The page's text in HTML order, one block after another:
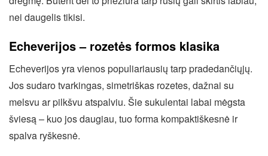
nei daugelis tikisi.
Echeverijos – rozetės formos klasika
Echeverijos yra vienos populiariausių tarp pradedančiųjų.
Jos sudaro tvarkingas, simetriškas rozetes, dažnai su
melsvu ar pilkšvu atspalviu. Šie sukulentai labai mėgsta
šviesą – kuo jos daugiau, tuo forma kompaktiškesnė ir
spalva ryškesnė.